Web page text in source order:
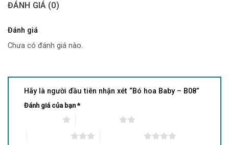
ĐÁNH GIÁ (0)
Đánh giá
Chưa có đánh giá nào.
Hãy là người đầu tiên nhận xét “Bó hoa Baby – B08”
Đánh giá của bạn*